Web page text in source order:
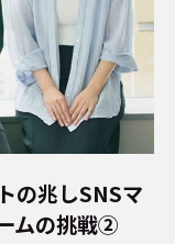
兆し――SNSマ
ムの挑戦②